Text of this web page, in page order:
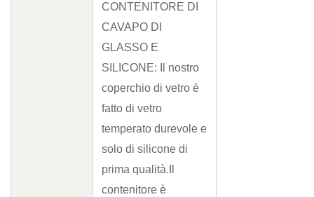
CONTENITORE DI
CAVAPO DI
GLASSO E
SILICONE: Il nostro
coperchio di vetro è
fatto di vetro
temperato durevole e
solo di silicone di
prima qualità.Il
contenitore è